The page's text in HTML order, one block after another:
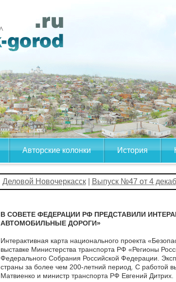
Авторские колонки История
Деловой Новочеркасск| Выпуск №47 от 4
В СОВЕТЕ ФЕДЕРАЦИИ РФ ПРЕДСТАВИЛИ
АВТОМОБИЛЬНЫЕ ДОРОГИ»
Интерактивная карта национального проекта
выставке Министерства транспорта РФ «Регионы
Федерального Собрания Российской Федерации.
страны за более чем 200-летний период. С работой
Матвиенко и министр транспорта РФ Евгений Дитрих.